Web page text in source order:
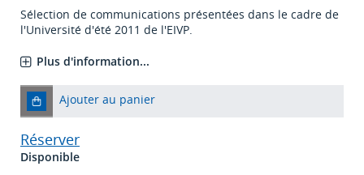
Sélection de communications présentées dans le cadre de
l'Université d'été 2011 de l'EIVP.
Plus d'information...
Ajouter au panier
Réserver
Disponible